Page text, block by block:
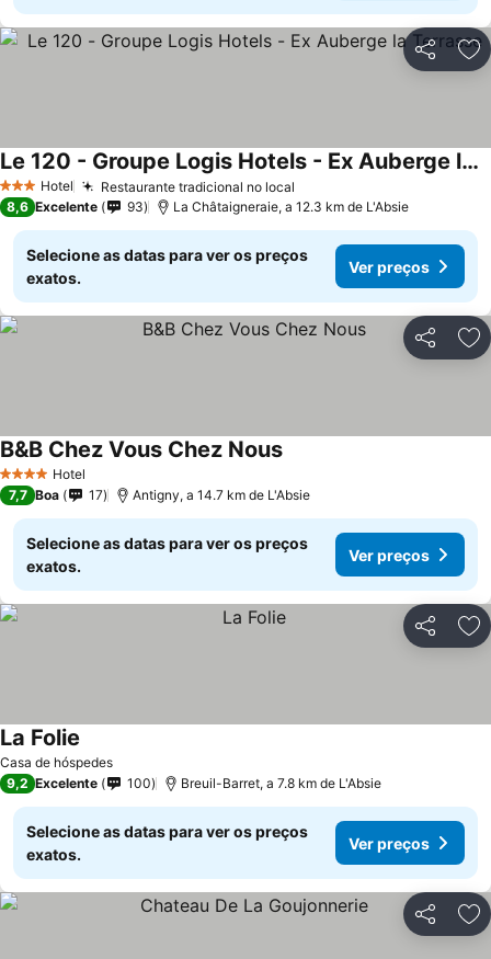
Partilhar
3 EstrelasHotel Restaurante tradicional no local
Le 120 - Groupe Logis Hotels - Ex Auberge la Terrasse
Ver preços
8,6 Excelente 93 La Châtaigneraie, a 12.3 km de L'Absie
Selecione as datas para ver os preços
exatos.
Ver preços
Partilhar
4 EstrelasHotel
B&B Chez Vous Chez NousVer preços
7,7 Boa 17 Antigny, a 14.7 km de L'Absie
Selecione as datas para ver os preços
exatos.
Ver preços
Partilhar
Casa de hóspedes
La Folie
9,2 Excelente 100 Breuil-Barret, a 7.8 km de L'Absie
Selecione as datas para ver os preços
exatos.
Ver preços
Partilhar